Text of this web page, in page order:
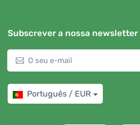
Subscrever a nossa newsletter
Português / EUR